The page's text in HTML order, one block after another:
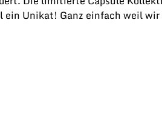
ein Unikat! Ganz einfach weil